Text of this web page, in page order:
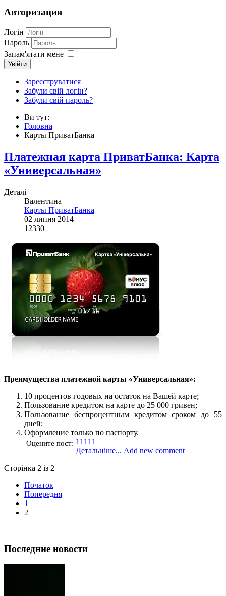
Авторизация
Логін
Пароль
Запам'ятати мене
Увійти
Зареєструватися
Забули свій логін?
Забули свій пароль?
Ви тут:
Головна
Карты ПриватБанка
Платежная карта ПриватБанка: Карта
«Универсальная»
Деталі
Валентина
Карты ПриватБанка
02 липня 2014
12330
Преимущества платежной карты «Универсальная»:
10 процентов годовых на остаток на Вашей карте;
Пользование кредитом на карте до 25 000 гривен;
Пользование беспроцентным кредитом сроком до 55
дней;
Оформление только по паспорту.
Оцените пост: 1 1 1 1 1
Детальніше... Add new comment
Сторінка 2 із 2
Початок
Попередня
1
2
Последние новости